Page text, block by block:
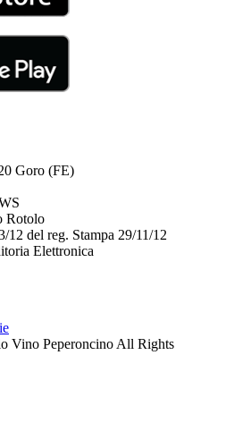
Goro (FE)
Rotolo
12 del reg. Stampa 29/11/12
Elettronica
Vino Peperoncino All Rights